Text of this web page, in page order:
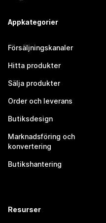
Appkategorier
Försäljningskanaler
Hitta produkter
Sälja produkter
Order och leverans
Butiksdesign
Marknadsföring och
konvertering
Butikshantering
Resurser